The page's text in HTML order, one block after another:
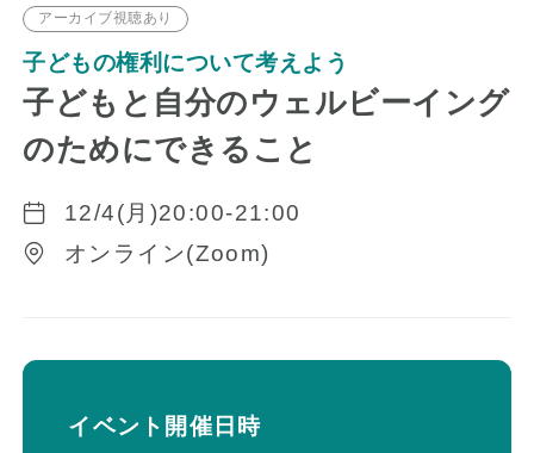
アーカイブ視聴あり
子どもの権利について考えよう
子どもと自分のウェルビーイング
のためにできること
12/4(月)20:00-21:00
オンライン(Zoom)
イベント開催日時